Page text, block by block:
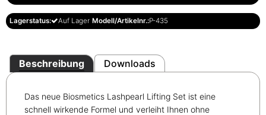
Lagerstatus: Auf Lager Modell/Artikelnr.:P-435
Beschreibung Downloads
Das neue Biosmetics Lashpearl Lifting Set ist eine
schnell wirkende Formel und verleiht Ihnen ohne